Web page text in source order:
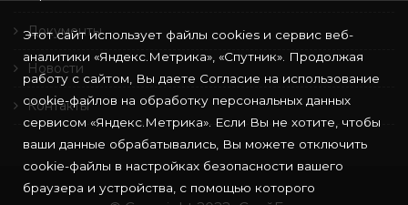
Документы
Новости
Контакты
Этот сайт использует файлы cookies и сервис веб-
аналитики «Яндекс.Метрика», «Спутник». Продолжая
работу с сайтом, Вы даете Согласие на использование
cookie-файлов на обработку персональных данных
сервисом «Яндекс.Метрика». Если Вы не хотите, чтобы
ваши данные обрабатывались, Вы можете отключить
cookie-файлы в настройках безопасности вашего
браузера и устройства, с помощью которого